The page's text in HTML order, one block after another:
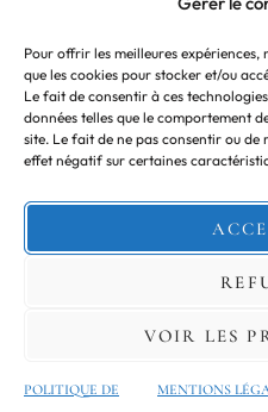
Pour offrir les meilleures expériences,
que les cookies pour stocker et/ou
Le fait de consentir à ces
données telles que le comportement
site. Le fait de ne pas consentir ou
effet négatif sur certaines
VOIR LES
POLITIQUE DE
MENTIONS
ATELIERS
EBOOKS
CONTACT